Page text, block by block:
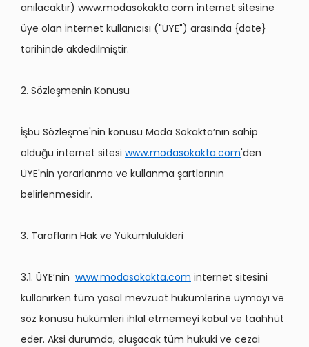
anılacaktır) www.modasokakta.com internet sitesine
üye olan internet kullanıcısı ("ÜYE") arasında {date}
tarihinde akdedilmiştir.
2. Sözleşmenin Konusu
İşbu Sözleşme'nin konusu Moda Sokakta’nın sahip
olduğu internet sitesi www.modasokakta.com'den
ÜYE'nin yararlanma ve kullanma şartlarının
belirlenmesidir.
3. Tarafların Hak ve Yükümlülükleri
3.1. ÜYE’nin www.modasokakta.com internet sitesini
kullanırken tüm yasal mevzuat hükümlerine uymayı ve
söz konusu hükümleri ihlal etmemeyi kabul ve taahhüt
eder. Aksi durumda, oluşacak tüm hukuki ve cezai